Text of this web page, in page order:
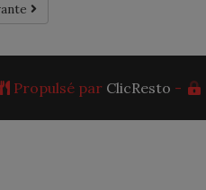
Propulsé par ClicResto -